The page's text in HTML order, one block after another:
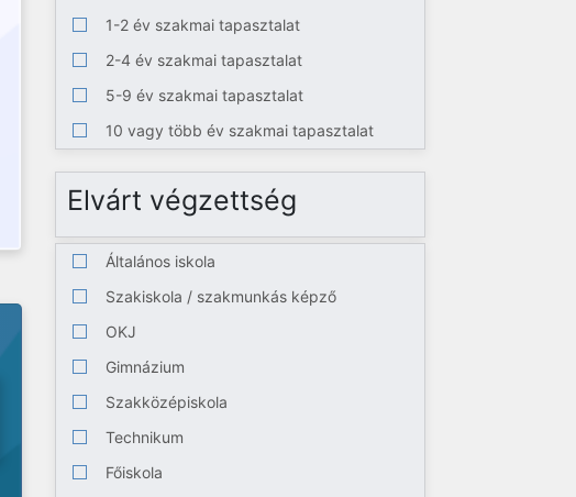
1-2 év szakmai tapasztalat
2-4 év szakmai tapasztalat
5-9 év szakmai tapasztalat
10 vagy több év szakmai tapasztalat
Elvárt végzettség
Általános iskola
Szakiskola / szakmunkás képző
OKJ
Gimnázium
Szakközépiskola
Technikum
Főiskola